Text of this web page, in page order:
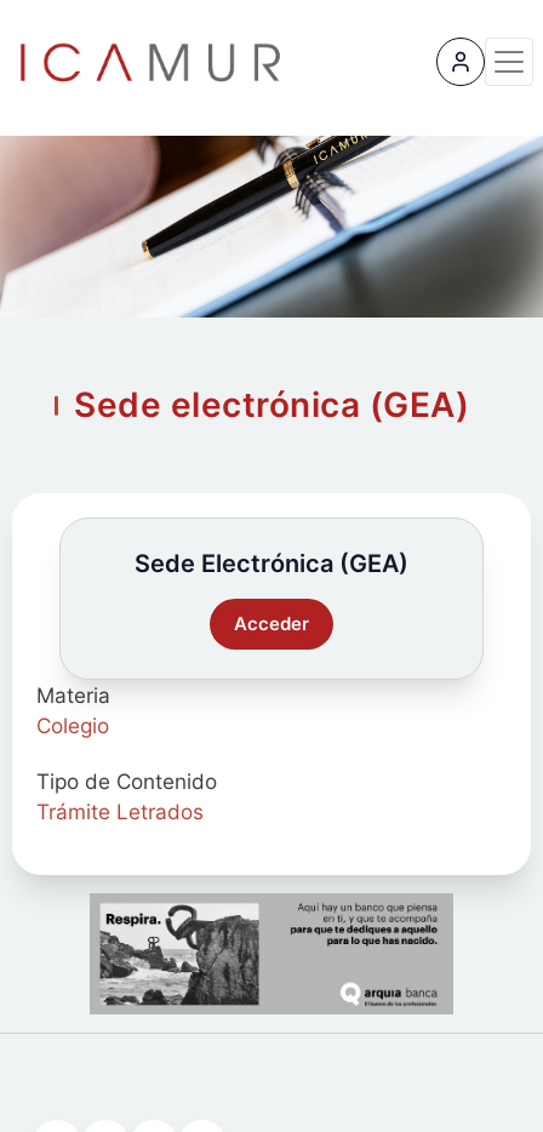
User
Sede electrónica (GEA)
Sede Electrónica (GEA)
Acceder
Materia
Colegio
Tipo de Contenido
Trámite Letrados